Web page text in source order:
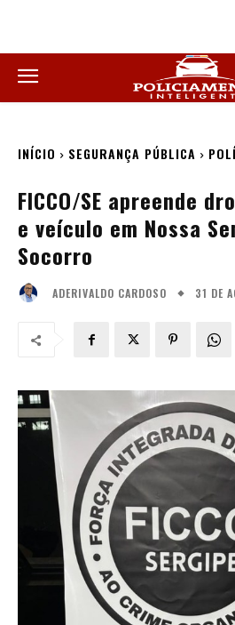
INÍCIO SEGURANÇA PÚBLICA
FICCO/SE apreende
e veículo em Nossa
Socorro
ADERIVALDO CARDOSO 31 DE